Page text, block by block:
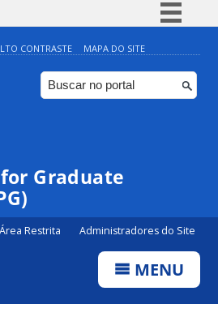
Simplifique!
Comunica BR
Participe
Canais
CONTRASTE MAPA DO SITE
Graduate
Área Restrita Administradores do Site
MENU